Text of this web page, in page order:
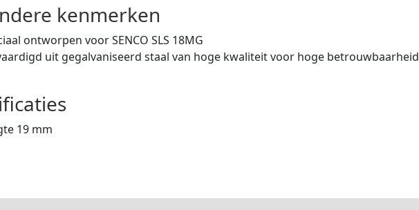
kenmerken
ontworpen voor SENCO SLS 18MG
uit gegalvaniseerd staal van hoge kwaliteit voor hoge betrouwbaarheid
19 mm